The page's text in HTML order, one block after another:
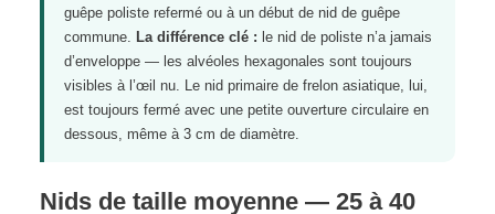
guêpe poliste refermé ou à un début de nid de guêpe
commune. La différence clé : le nid de poliste n’a jamais
d’enveloppe — les alvéoles hexagonales sont toujours
visibles à l’œil nu. Le nid primaire de frelon asiatique, lui,
est toujours fermé avec une petite ouverture circulaire en
dessous, même à 3 cm de diamètre.
Nids de taille moyenne — 25 à 40